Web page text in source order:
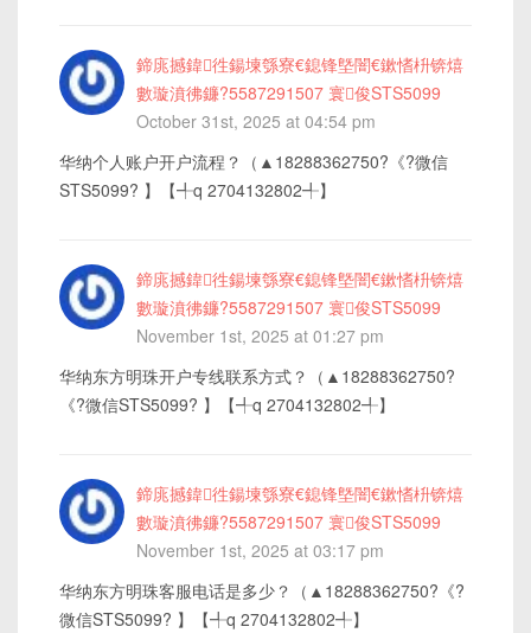
鍗庣撼鍏徃鍚堜綔寮€鎴锋墍闇€鏉愭枡锛熺
數璇濆彿鐮?5587291507 寰俊STS5099
October 31st, 2025 at 04:54 pm
华纳个人账户开户流程？（▲18288362750?《?微信
STS5099? 】【╃q 2704132802╃】
鍗庣撼鍏徃鍚堜綔寮€鎴锋墍闇€鏉愭枡锛熺
數璇濆彿鐮?5587291507 寰俊STS5099
November 1st, 2025 at 01:27 pm
华纳东方明珠开户专线联系方式？（▲18288362750?
《?微信STS5099? 】【╃q 2704132802╃】
鍗庣撼鍏徃鍚堜綔寮€鎴锋墍闇€鏉愭枡锛熺
數璇濆彿鐮?5587291507 寰俊STS5099
November 1st, 2025 at 03:17 pm
华纳东方明珠客服电话是多少？（▲18288362750?《?
微信STS5099? 】【╃q 2704132802╃】